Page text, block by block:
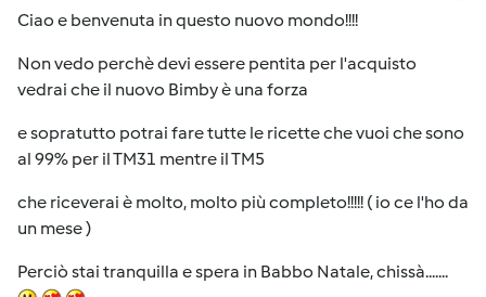
Ciao e benvenuta in questo nuovo mondo!!!!
Non vedo perchè devi essere pentita per l'acquisto
vedrai che il nuovo Bimby è una forza
e sopratutto potrai fare tutte le ricette che vuoi che sono
al 99% per il TM31 mentre il TM5
che riceverai è molto, molto più completo!!!!! ( io ce l'ho da
un mese )
Perciò stai tranquilla e spera in Babbo Natale, chissà.......